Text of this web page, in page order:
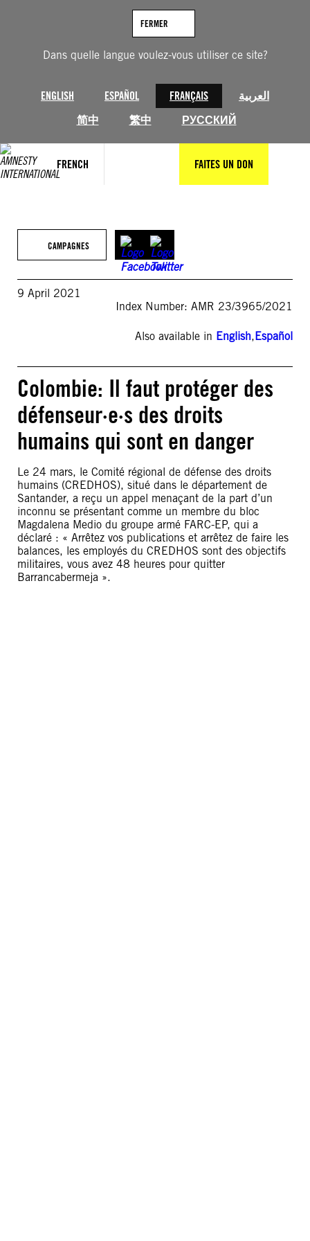
Dans quelle langue voulez-vous utiliser ce site?
ENGLISH ESPAÑOL FRANÇAIS
العربية
简中
繁中 РУССКИЙ
FERMER
FRENCH FAITES UN DON
CAMPAGNES
9 April 2021
Index Number: AMR 23/3965/2021
Also available in English,Español
Colombie: Il faut protéger des
défenseur·e·s des droits
humains qui sont en danger
Le 24 mars, le Comité régional de défense des droits
humains (CREDHOS), situé dans le département de
Santander, a reçu un appel menaçant de la part d’un
inconnu se présentant comme un membre du bloc
Magdalena Medio du groupe armé FARC-EP, qui a
déclaré : « Arrêtez vos publications et arrêtez de faire les
balances, les employés du CREDHOS sont des objectifs
militaires, vous avez 48 heures pour quitter
Barrancabermeja ».